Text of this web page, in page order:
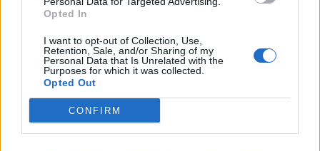
Opted In
I want to opt-out of Collection, Use,
Retention, Sale, and/or Sharing of my
Personal Data that Is Unrelated with the
Purposes for which it was collected.
Opted Out
CONFIRM
Vsi dogodki →
Najbolj brano
1
Pretep v gostinskem lokalu v Velenju: 46-letnik
moškega udaril s steklenico in ga zabodel
2
(VIDEO) "Mislil sem, da je konec": Lastnik
velenjske picerije o padcu s padalom na